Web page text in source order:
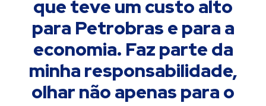
que teve um custo alto
para Petrobras e para a
economia. Faz parte da
minha responsabilidade,
olhar não apenas para o